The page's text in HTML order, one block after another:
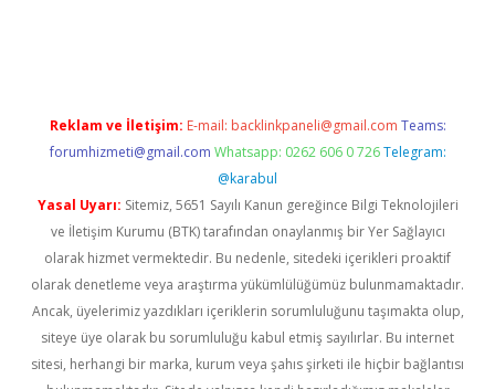
Reklam ve İletişim: E-mail: backlinkpaneli@gmail.com Teams:
forumhizmeti@gmail.com Whatsapp: 0262 606 0 726 Telegram:
@karabul
Yasal Uyarı: Sitemiz, 5651 Sayılı Kanun gereğince Bilgi Teknolojileri
ve İletişim Kurumu (BTK) tarafından onaylanmış bir Yer Sağlayıcı
olarak hizmet vermektedir. Bu nedenle, sitedeki içerikleri proaktif
olarak denetleme veya araştırma yükümlülüğümüz bulunmamaktadır.
Ancak, üyelerimiz yazdıkları içeriklerin sorumluluğunu taşımakta olup,
siteye üye olarak bu sorumluluğu kabul etmiş sayılırlar. Bu internet
sitesi, herhangi bir marka, kurum veya şahıs şirketi ile hiçbir bağlantısı